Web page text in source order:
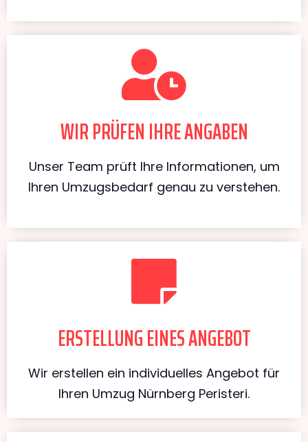
WIR PRÜFEN IHRE ANGABEN
Unser Team prüft Ihre Informationen, um
Ihren Umzugsbedarf genau zu verstehen.
ERSTELLUNG EINES ANGEBOT
Wir erstellen ein individuelles Angebot für
Ihren Umzug Nürnberg Peristeri.